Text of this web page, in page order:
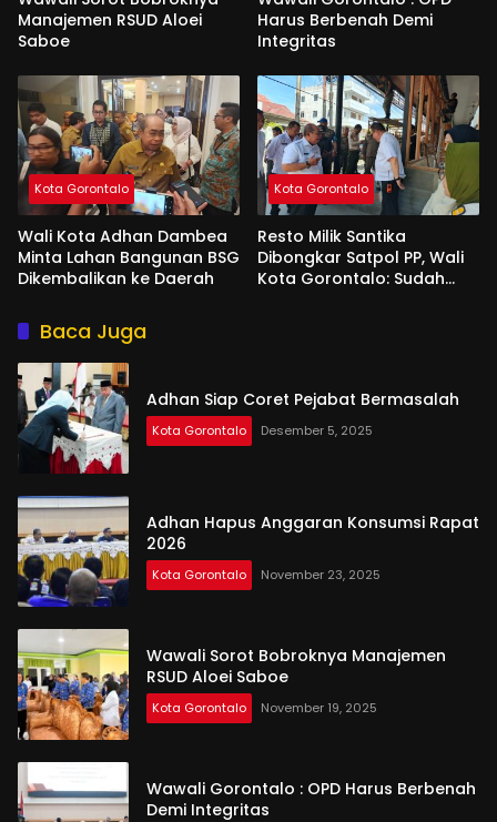
Manajemen RSUD Aloei
Saboe
Harus Berbenah Demi
Integritas
Kota Gorontalo
Wali Kota Adhan Dambea
Minta Lahan Bangunan BSG
Dikembalikan ke Daerah
Kota Gorontalo
Resto Milik Santika
Dibongkar Satpol PP, Wali
Kota Gorontalo: Sudah
Baca Juga
Adhan Siap Coret Pejabat Bermasalah
Kota Gorontalo Desember 5, 2025
Adhan Hapus Anggaran Konsumsi Rapat
2026
Kota Gorontalo November 23, 2025
Wawali Sorot Bobroknya Manajemen
RSUD Aloei Saboe
Kota Gorontalo November 19, 2025
Wawali Gorontalo : OPD Harus Berbenah
Demi Integritas